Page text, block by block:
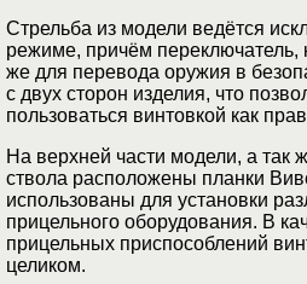
Стрельба из модели ведётся
режиме, причём переключатель,
же для перевода оружия в
с двух сторон изделия, что
пользоваться винтовкой как
На верхней части модели, а так
ствола расположены планки
использованы для установки
прицельного оборудования. В
прицельных приспособлений
целиком.